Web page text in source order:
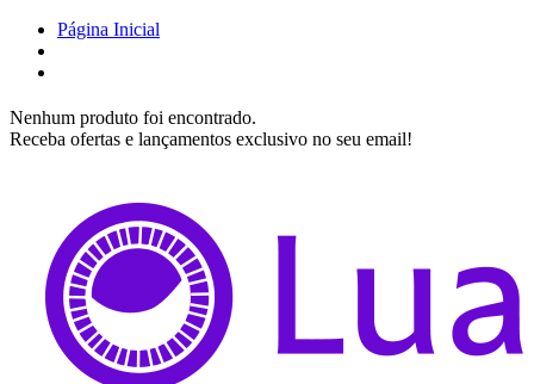
Página Inicial
Nenhum produto foi encontrado.
Receba ofertas e lançamentos exclusivo no seu email!